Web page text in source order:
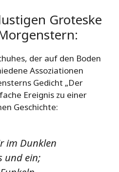
Groteske
der auf den Boden
Assoziationen
Gedicht „Der
Ereignis zu einer
Geschichte:
im Dunklen
und ein;